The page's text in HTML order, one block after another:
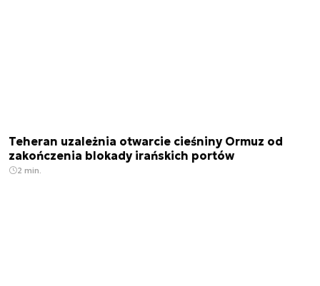
Teheran uzależnia otwarcie cieśniny Ormuz od
zakończenia blokady irańskich portów
2 min.